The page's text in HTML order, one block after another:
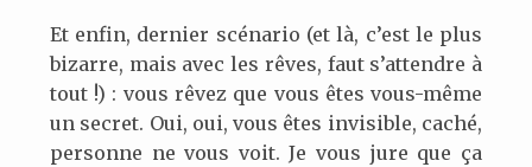
Et enfin, dernier scénario (et là, c’est le plus
bizarre, mais avec les rêves, faut s’attendre à
tout !) : vous rêvez que vous êtes vous-même
un secret. Oui, oui, vous êtes invisible, caché,
personne ne vous voit. Je vous jure que ça